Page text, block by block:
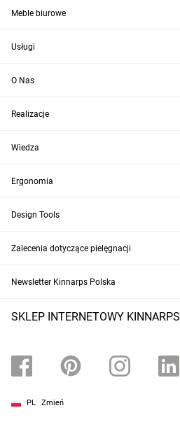
Meble biurowe
Usługi
O Nas
Realizacje
Wiedza
Ergonomia
Design Tools
Zalecenia dotyczące pielęgnacji
Newsletter Kinnarps Polska
SKLEP INTERNETOWY KINNARPS
PL Zmień